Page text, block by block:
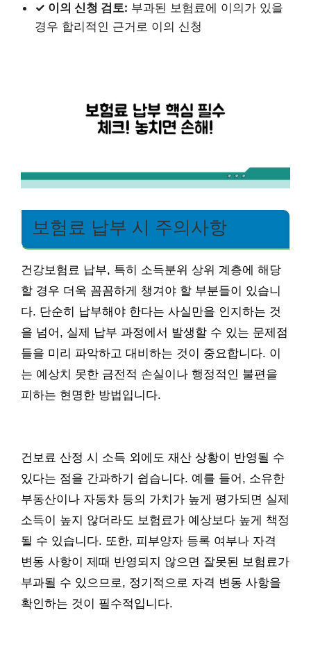
✓ 이의 신청 검토: 부과된 보험료에 이의가 있을
경우 합리적인 근거로 이의 신청
보험료 납부 시 주의사항
건강보험료 납부, 특히 소득분위 상위 계층에 해당
할 경우 더욱 꼼꼼하게 챙겨야 할 부분들이 있습니
다. 단순히 납부해야 한다는 사실만을 인지하는 것
을 넘어, 실제 납부 과정에서 발생할 수 있는 문제점
들을 미리 파악하고 대비하는 것이 중요합니다. 이
는 예상치 못한 금전적 손실이나 행정적인 불편을
피하는 현명한 방법입니다.
건보료 산정 시 소득 외에도 재산 상황이 반영될 수
있다는 점을 간과하기 쉽습니다. 예를 들어, 소유한
부동산이나 자동차 등의 가치가 높게 평가되면 실제
소득이 높지 않더라도 보험료가 예상보다 높게 책정
될 수 있습니다. 또한, 피부양자 등록 여부나 자격
변동 사항이 제때 반영되지 않으면 잘못된 보험료가
부과될 수 있으므로, 정기적으로 자격 변동 사항을
확인하는 것이 필수적입니다.